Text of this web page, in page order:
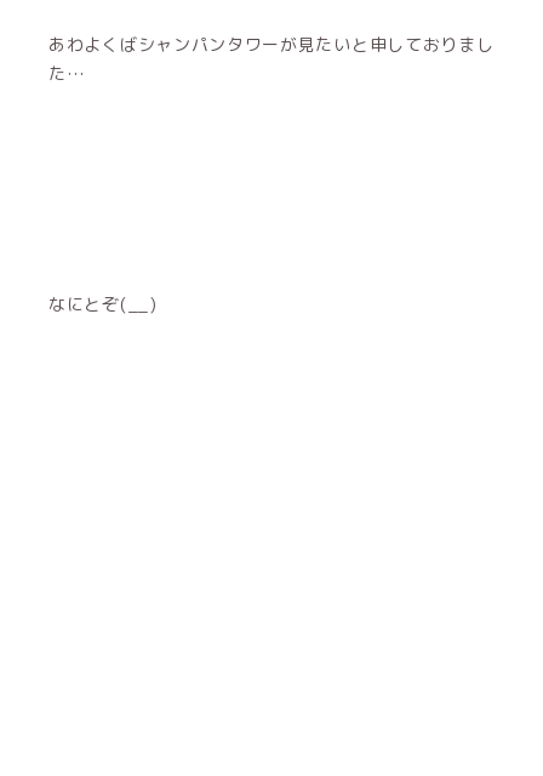
あわよくばシャンパンタワーが見たいと申しておりまし
た…
なにとぞ(__)